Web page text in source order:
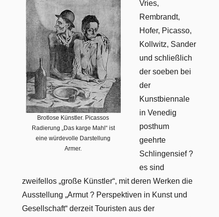
Brotlose Künstler. Picassos
Radierung „Das karge Mahl“ ist
eine würdevolle Darstellung
Armer.
Vries,
Rembrandt,
Hofer, Picasso,
Kollwitz, Sander
und schließlich
der soeben bei
der
Kunstbiennale
in Venedig
posthum
geehrte
Schlingensief ?
es sind
zweifellos „große Künstler“, mit deren Werken die
Ausstellung „Armut ? Perspektiven in Kunst und
Gesellschaft“ derzeit Touristen aus der